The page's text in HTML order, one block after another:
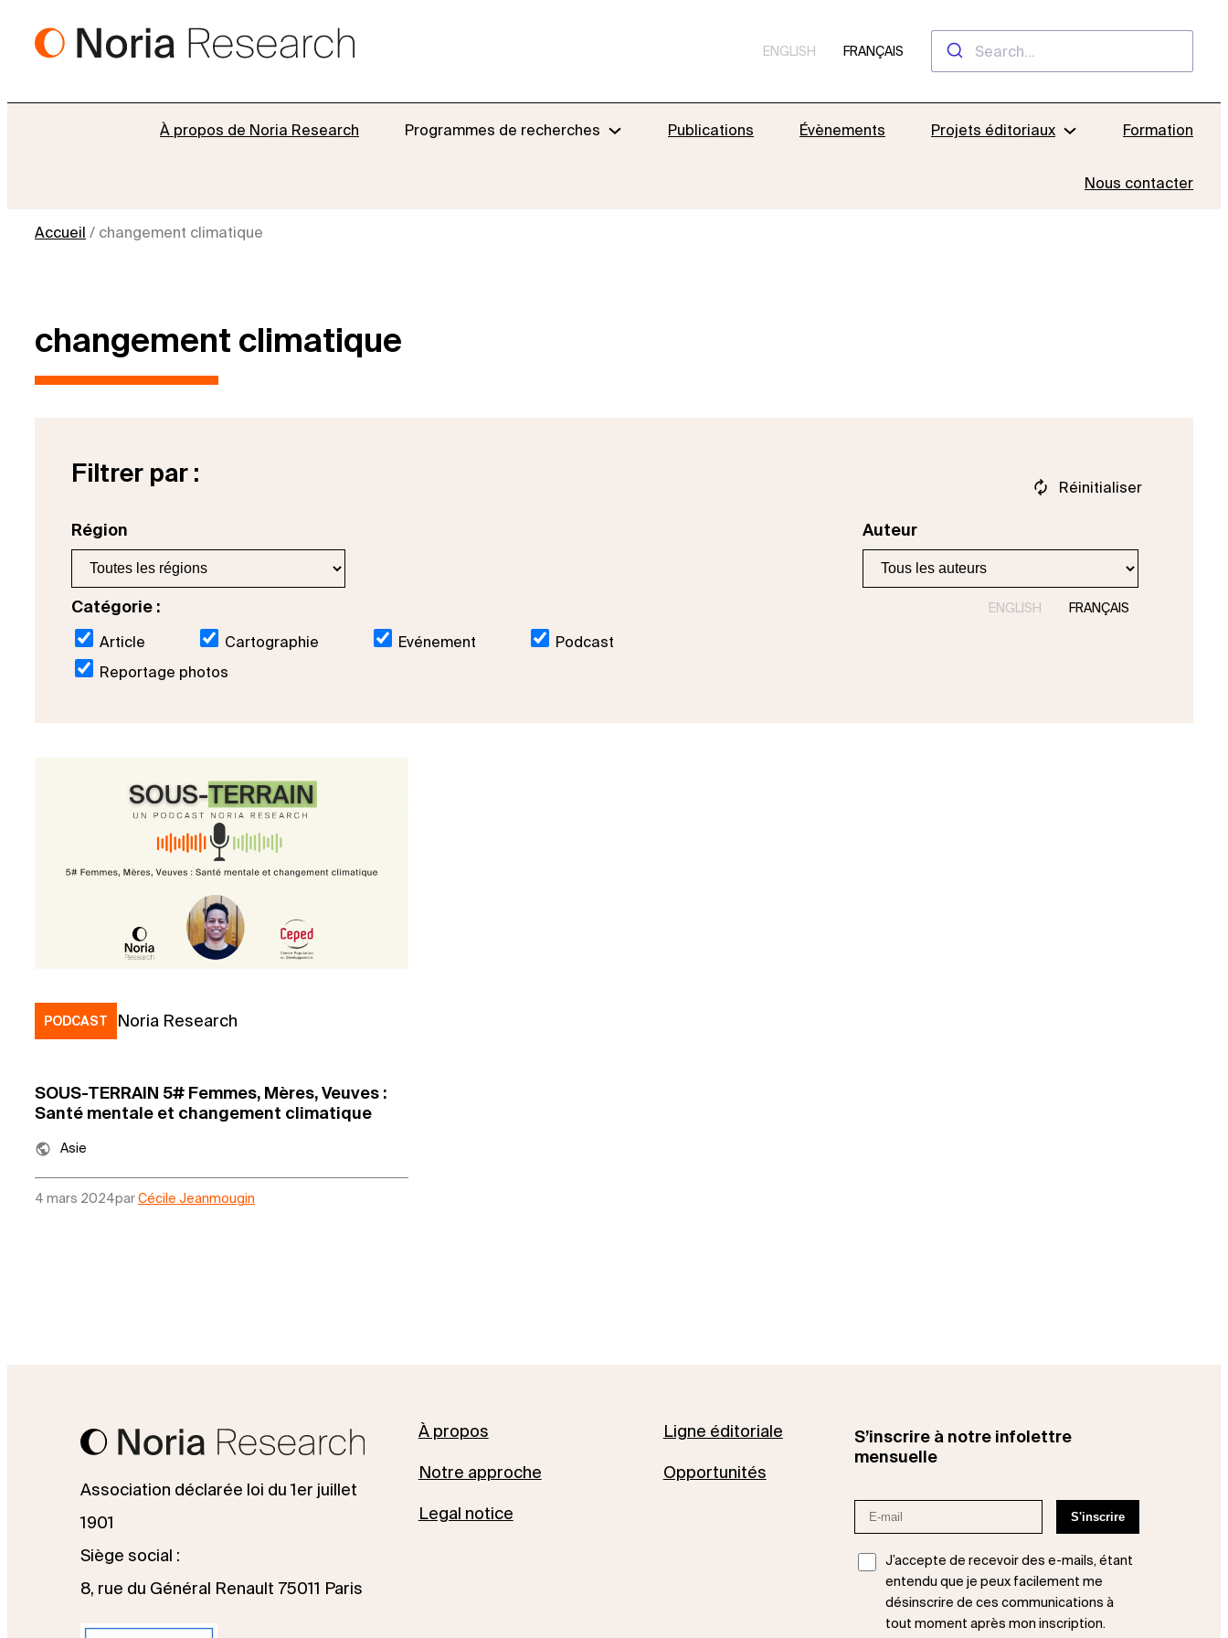
Aller
ENGLISH FRANÇAIS
À propos de Noria Research Programmes de recherches Publications Évènements Projets éditoriaux Formation
Nous contacter
Accueil / changement climatique
changement climatique
Filtrer par :
Région Auteur
Catégorie :
Article Cartographie Evénement
Podcast
Reportage photos
Réinitialiser
ENGLISH FRANÇAIS
PODCAST Noria Research
SOUS-TERRAIN 5# Femmes, Mères, Veuves :
Santé mentale et changement climatique
Asie
4 mars 2024parCécile Jeanmougin
Association déclarée loi du 1er juillet
1901
Siège social :
8, rue du Général Renault 75011 Paris
À propos
Notre approche
Legal notice
Ligne éditoriale
Opportunités
S’inscrire à notre infolettre
mensuelle
J’accepte de recevoir des e-mails, étant
entendu que je peux facilement me
désinscrire de ces communications à
tout moment après mon inscription.